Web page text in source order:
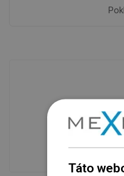
Naše
modernom
Táto